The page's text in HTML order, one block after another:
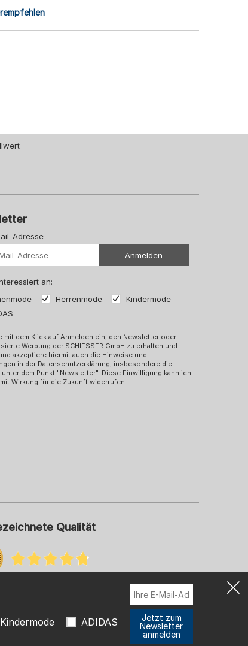
Adresse
Anmelden
an:
Herrenmode
Kindermode
mit dem Klick auf Anmelden ein, den Newsletter oder
Werbung der SCHIESSER GmbH zu erhalten und
akzeptiere hiermit auch die Hinweise und
in der Datenschutzerklärung, insbesondere die
unter dem Punkt "Newsletter". Diese Einwilligung kann ich
Wirkung für die Zukunft widerrufen.
Qualität
zu unseren Bewertungen
Kindermode ADIDAS
Jetzt zum
Newsletter
anmelden